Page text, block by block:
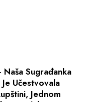
Sugrađanka
Učestvovala
Jednom